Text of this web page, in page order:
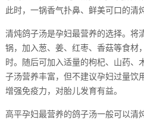
此时，一锅香气扑鼻、鲜美可口的清
清炖鸽子汤是孕妇最营养的选择。将
锅，加入葱、姜、红枣、香菇等食材
时。随后可加入适量的枸杞、山药、
子汤营养丰富，但不建议孕妇过量饮
增强免疫力，对胎儿发育有益。
高平孕妇最营养的鸽子汤一般可以清